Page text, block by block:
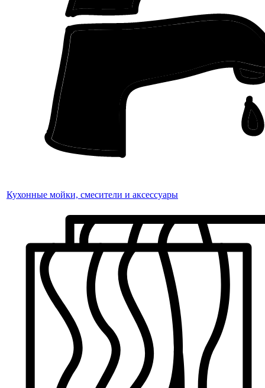
Кухонные мойки, смесители и аксессуары